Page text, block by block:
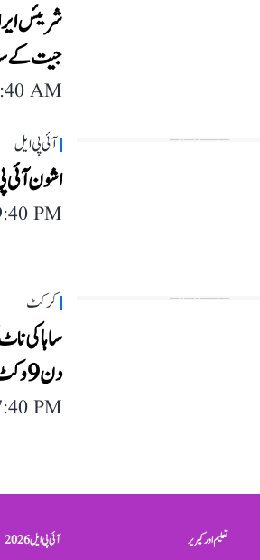
شریئس
جیت کے ساتھ
AM
آئی پی ایل
اشون آئی
PM
کرکٹ
ساہا کی
دن 9 وکٹ درکار
PM
آئی پی ایل 2026 تعلیم اور کیریر